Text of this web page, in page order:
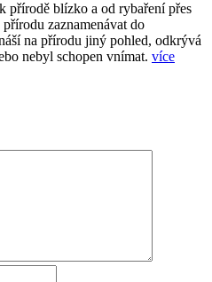
přírodě blízko a od rybaření přes
zaznamenávat do
na přírodu jiný pohled, odkrývá
nebyl schopen vnímat. více